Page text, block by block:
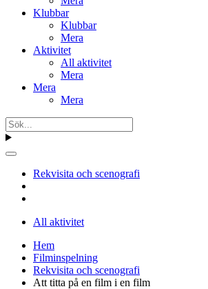
Klubbar
Klubbar
Mera
Aktivitet
All aktivitet
Mera
Mera
Mera
Rekvisita och scenografi
All aktivitet
Hem
Filminspelning
Rekvisita och scenografi
Att titta på en film i en film